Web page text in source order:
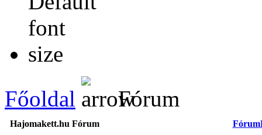
Főoldal Fórum
Hajomakett.hu Fórum Fórum